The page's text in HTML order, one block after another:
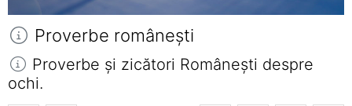
Proverbe româneşti
Proverbe și zicători Româneşti despre
ochi.